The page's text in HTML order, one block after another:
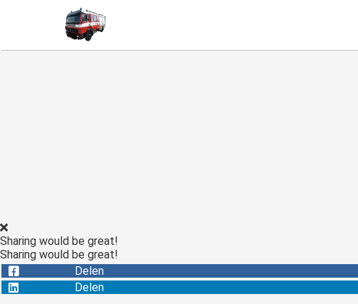
Sharing would be great!
Sharing would be great!
Delen
Delen